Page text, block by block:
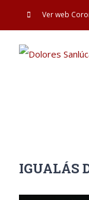
al
contenido
Ver web
IGUALÁS